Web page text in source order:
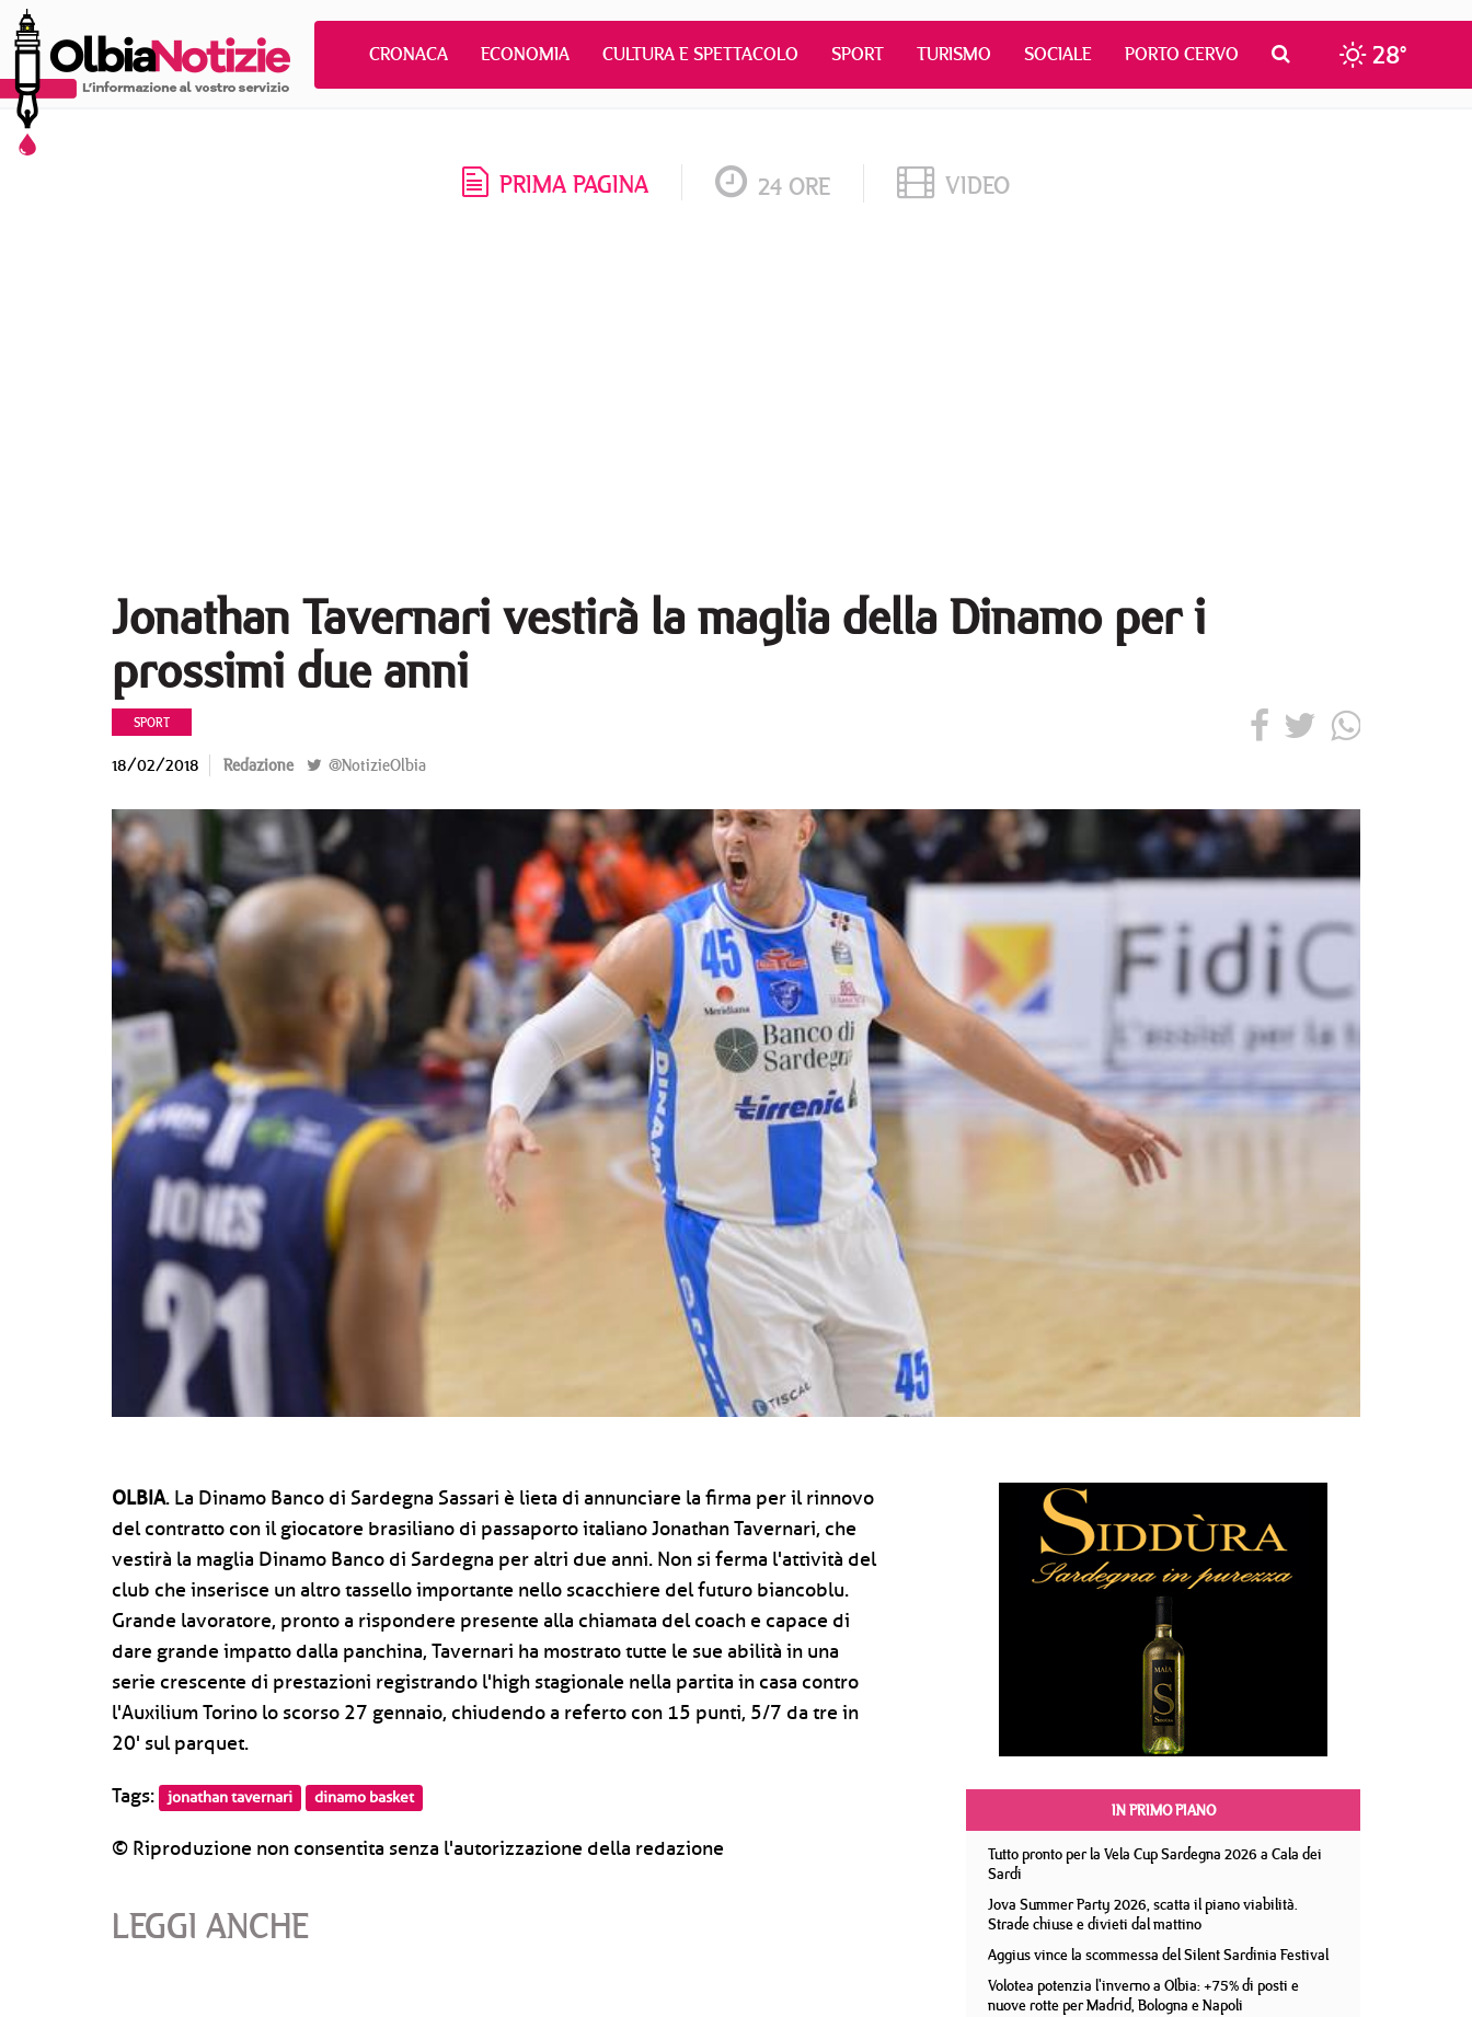
CRONACA ECONOMIA CULTURA E SPETTACOLO SPORT TURISMO SOCIALE PORTO CERVO 28°
PRIMA PAGINA 24 ORE VIDEO
Jonathan Tavernari vestirà la maglia della Dinamo per i
prossimi due anni
SPORT
18/02/2018 Redazione @NotizieOlbia
OLBIA. La Dinamo Banco di Sardegna Sassari è lieta di annunciare la firma per il rinnovo
del contratto con il giocatore brasiliano di passaporto italiano Jonathan Tavernari, che
vestirà la maglia Dinamo Banco di Sardegna per altri due anni. Non si ferma l'attività del
club che inserisce un altro tassello importante nello scacchiere del futuro biancoblu.
Grande lavoratore, pronto a rispondere presente alla chiamata del coach e capace di
dare grande impatto dalla panchina, Tavernari ha mostrato tutte le sue abilità in una
serie crescente di prestazioni registrando l'high stagionale nella partita in casa contro
l'Auxilium Torino lo scorso 27 gennaio, chiudendo a referto con 15 punti, 5/7 da tre in
20' sul parquet.
Tags: jonathan tavernari dinamo basket
© Riproduzione non consentita senza l'autorizzazione della redazione
LEGGI ANCHE
IN PRIMO PIANO
Tutto pronto per la Vela Cup Sardegna 2026 a Cala dei
Sardi
Jova Summer Party 2026, scatta il piano viabilità.
Strade chiuse e divieti dal mattino
Aggius vince la scommessa del Silent Sardinia Festival
Volotea potenzia l'inverno a Olbia: +75% di posti e
nuove rotte per Madrid, Bologna e Napoli